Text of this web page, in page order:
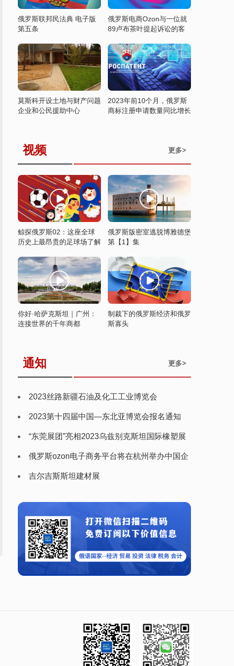
俄罗斯联邦民法典 电子版
第五条
俄罗斯电商Ozon与一位就
89卢布茶叶提起诉讼的客
莫斯科开设土地与财产问题
企业和公民援助中心
2023年前10个月，俄罗斯
商标注册申请数量同比增长
更多>
视频
鲸探俄罗斯02：这座全球
历史上最昂贵的足球场了解
俄罗斯版密室逃脱博雅德堡
第【1】集
你好·哈萨克斯坦｜广州：
连接世界的千年商都
制裁下的俄罗斯经济和俄罗
斯寡头
更多>
通知
2023丝路新疆石油及化工工业博览会
2023第十四届中国—东北亚博览会报名通知
“东莞展团”亮相2023乌兹别克斯坦国际橡塑展
（plastex uzbekistan）
俄罗斯ozon电子商务平台将在杭州举办中国企
业家峰会
吉尔吉斯斯坦建材展